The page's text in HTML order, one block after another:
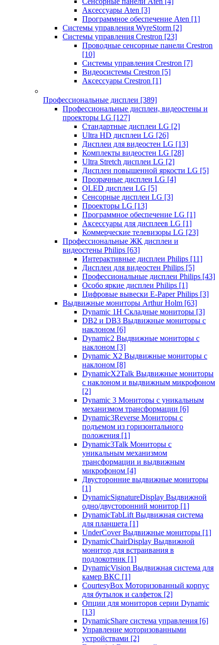
Аксессуары Aten [3]
Программное обеспечение Aten [1]
Системы управления WyreStorm [2]
Системы управления Crestron [23]
Проводные сенсорные панели Crestron
[10]
Системы управления Crestron [7]
Видеосистемы Crestron [5]
Аксессуары Crestron [1]
Профессиональные дисплеи [389]
Профессиональные дисплеи, видеостены и
проекторы LG [127]
Стандартные дисплеи LG [2]
Ultra HD дисплеи LG [26]
Дисплеи для видеостен LG [13]
Комплекты видеостен LG [28]
Ultra Stretch дисплеи LG [2]
Дисплеи повышенной яркости LG [5]
Прозрачные дисплеи LG [4]
OLED дисплеи LG [5]
Сенсорные дисплеи LG [3]
Проекторы LG [13]
Программное обеспечение LG [1]
Аксессуары для дисплеев LG [1]
Коммерческие телевизоры LG [23]
Профессиональные ЖК дисплеи и
видеостены Philips [63]
Интерактивные дисплеи Philips [11]
Дисплеи для видеостен Philips [5]
Профессиональные дисплеи Philips [43]
Особо яркие дисплеи Philips [1]
Цифровые вывески E-Paper Philips [3]
Выдвижные мониторы Arthur Holm [63]
Dynamic 1Н Складные мониторы [3]
DB2 и DB3 Выдвижные мониторы с
наклоном [6]
Dynamic2 Выдвижные мониторы с
наклоном [3]
Dynamic X2 Выдвижные мониторы с
наклоном [8]
DynamicX2Talk Выдвижные мониторы
с наклоном и выдвижным микрофоном
[2]
Dynamic 3 Мониторы с уникальным
механизмом трансформации [6]
Dynamic3Reverse Мониторы с
подъемом из горизонтального
положения [1]
Dynamic3Talk Мониторы с
уникальным механизмом
трансформации и выдвижным
микрофоном [4]
Двусторонние выдвижные мониторы
[1]
DynamicSignatureDisplay Выдвижной
одно/двусторонний монитор [1]
DynamicTabLift Выдвижная система
для планшета [1]
UnderCover Выдвижные мониторы [1]
DynamicChairDisplay Выдвижной
монитор для встраивания в
подлокотник [1]
DynamicVision Выдвижная система для
камер ВКС [1]
CourtesyBox Моторизованный корпус
для бутылок и салфеток [2]
Опции для мониторов серии Dynamic
[13]
DynamicShare система управления [6]
Управление моторизованными
устройствами [2]